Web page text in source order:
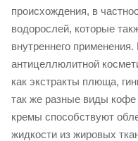
происхождения, в
водорослей, которые
внутреннего
антицеллюлитной
как экстракты плюща,
так же разные виды
кремы способствуют
жидкости из жировых